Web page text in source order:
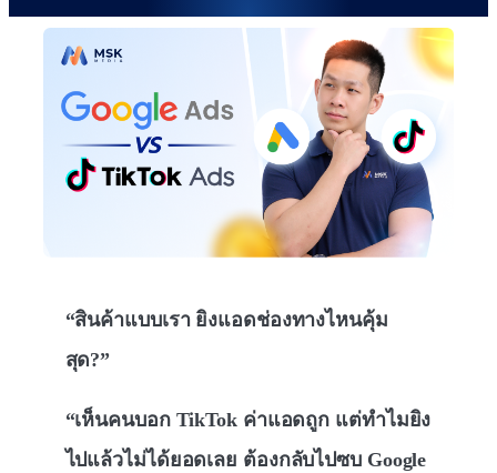
“สินค้าแบบเรา ยิงแอดช่องทางไหนคุ้ม
สุด?”
“เห็นคนบอก TikTok ค่าแอดถูก แต่ทำไมยิง
ไปแล้วไม่ได้ยอดเลย ต้องกลับไปซบ Google